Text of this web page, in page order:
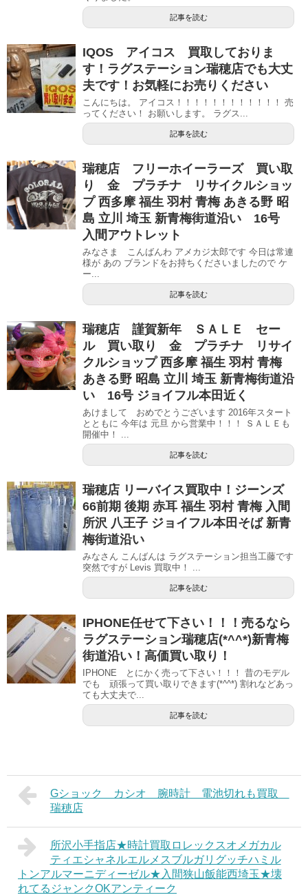
記事を読む
IQOS アイコス 買取しておりま
す！ラグステーション瑞穂店でも大丈
夫です！お気軽にお売りください
こんにちは。 アイコス！！！！！！！！！！！！ 売
ってください！ お願いします。 ラグス...
記事を読む
瑞穂店 フリーホイーラーズ 買い取
り 金 プラチナ リサイクルショッ
プ 西多摩 福生 羽村 青梅 あきる野 昭
島 立川 埼玉 新青梅街道沿い 16号
入間アウトレット
みなさま こんばんわ アメカジ太郎です 今日は常連
様が あの ブランドをお持ちくださいましたので ケ
ー...
記事を読む
瑞穂店 謹賀新年 ＳＡＬＥ セー
ル 買い取り 金 プラチナ リサイ
クルショップ 西多摩 福生 羽村 青梅
あきる野 昭島 立川 埼玉 新青梅街道沿
い 16号 ジョイフル本田近く
あけまして おめでとうございます 2016年スタート
とともに 今年は 元旦 から営業中！！！ ＳＡＬＥも
開催中！ ...
記事を読む
瑞穂店 リーバイス買取中！ジーンズ
66前期 後期 赤耳 福生 羽村 青梅 入間
所沢 八王子 ジョイフル本田そば 新青
梅街道沿い
みなさん こんばんは ラグステーション担当工藤です
突然ですが Levis 買取中！ ...
記事を読む
IPHONE任せて下さい！！！売るなら
ラグステーション瑞穂店(*^^*)新青梅
街道沿い！高価買い取り！
IPHONE とにかく売って下さい！！！ 昔のモデル
でも 頑張って買い取りできます(*^^*) 割れなどあっ
ても大丈夫で...
記事を読む
Gショック カシオ 腕時計 電池切れも買取
瑞穂店
所沢小手指店★時計買取ロレックスオメガカル
ティエシャネルエルメスブルガリグッチハミル
トンアルマーニディーゼル★入間狭山飯能西埼玉★壊
れてるジャンクOKアンティーク